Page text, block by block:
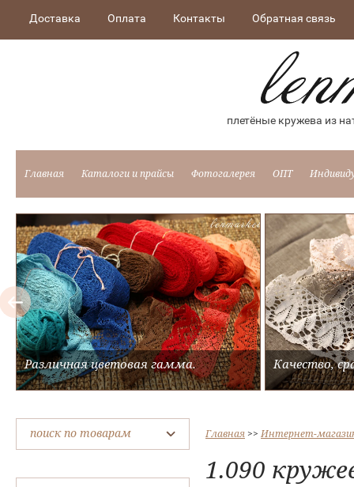
Доставка Оплата Контакты Обратная связь
плетёные кружева из
Главная Каталоги и прайсы Фотогалерея ОПТ
Различная цветовая гамма. Качество,
поиск по товарам Главная >> Интернет-
1.090